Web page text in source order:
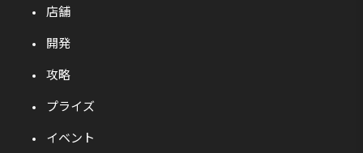
店舗
開発
攻略
プライズ
イベント